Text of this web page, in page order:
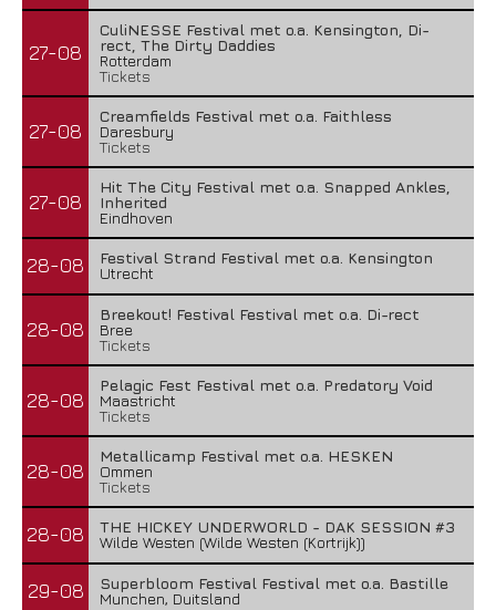
27-08
CuliNESSE Festival met o.a. Kensington, Di-
rect, The Dirty Daddies
Rotterdam
Tickets
27-08
Creamfields Festival met o.a. Faithless
Daresbury
Tickets
27-08
Hit The City Festival met o.a. Snapped Ankles,
Inherited
Eindhoven
28-08
Festival Strand Festival met o.a. Kensington
Utrecht
28-08
Breekout! Festival Festival met o.a. Di-rect
Bree
Tickets
28-08
Pelagic Fest Festival met o.a. Predatory Void
Maastricht
Tickets
28-08
Metallicamp Festival met o.a. HESKEN
Ommen
Tickets
28-08
THE HICKEY UNDERWORLD - DAK SESSION #3
Wilde Westen (Wilde Westen (Kortrijk))
29-08
Superbloom Festival Festival met o.a. Bastille
Munchen, Duitsland